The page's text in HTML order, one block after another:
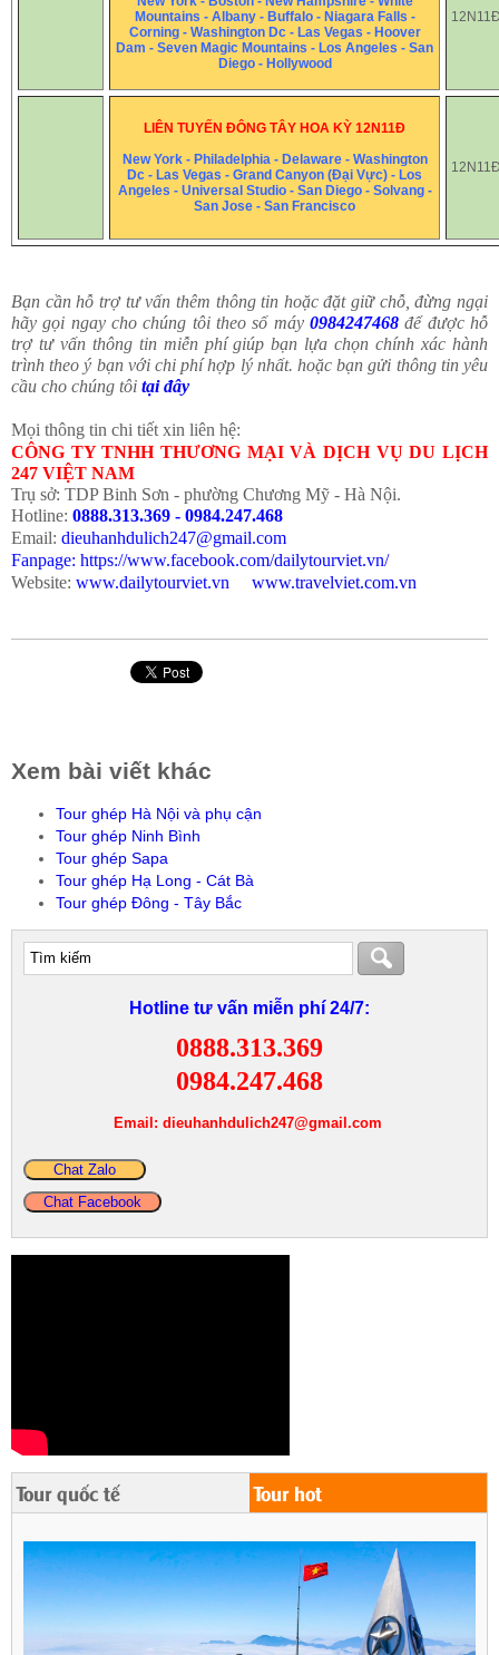
Mountains - Albany - Buffalo - Niagara Falls -
Corning - Washington Dc - Las Vegas - Hoover
Dam - Seven Magic Mountains - Los Angeles - San
Diego - Hollywood
LIÊN TUYẾN ĐÔNG TÂY HOA KỲ 12N11Đ
New York - Philadelphia - Delaware - Washington
Dc - Las Vegas - Grand Canyon (Đại Vực) - Los
Angeles - Universal Studio - San Diego - Solvang -
San Jose - San Francisco
Bạn cần hỗ trợ tư vấn thêm thông tin hoặc đặt giữ chỗ, đừng ngại
hãy gọi ngay cho chúng tôi theo số máy 0984247468 để được hỗ
trợ tư vấn thông tin miễn phí giúp bạn lựa chọn chính xác hành
trình theo ý bạn với chi phí hợp lý nhất. hoặc bạn gửi thông tin yêu
cầu cho chúng tôi tại đây
Mọi thông tin chi tiết xin liên hệ:
CÔNG TY TNHH THƯƠNG MẠI VÀ DỊCH VỤ DU LỊCH
247 VIỆT NAM
Trụ sở: TDP Binh Sơn - phường Chương Mỹ - Hà Nội.
Hotline: 0888.313.369 - 0984.247.468
Email: dieuhanhdulich247@gmail.com
Fanpage: https://www.facebook.com/dailytourviet.vn/
Website: www.dailytourviet.vn www.travelviet.com.vn
Xem bài viết khác
Tour ghép Hà Nội và phụ cận
Tour ghép Ninh Bình
Tour ghép Sapa
Tour ghép Hạ Long - Cát Bà
Tour ghép Đông - Tây Bắc
Hotline tư vấn miễn phí 24/7:
0888.313.369
0984.247.468
Email: dieuhanhdulich247@gmail.com
Chat Zalo
Chat Facebook
Tour quốc tế Tour hot